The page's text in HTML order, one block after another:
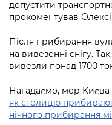
допустити
прокоментував
Після прибирання
на вивезенні снігу.
вивезли понад 1700
Нагадаємо, мер Києва
як столицю
нічного прибирання